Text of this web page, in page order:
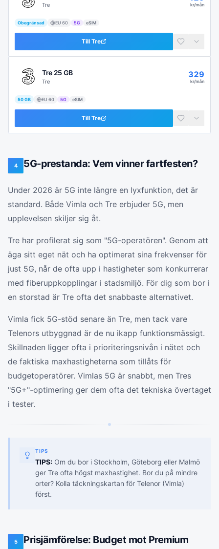
Tre kr/mån
Obegränsad EU 60 5G eSIM
Till Tre
Tre 25 GB
Tre
329
kr/mån
50 GB EU 60 5G eSIM
Till Tre
4 5G-prestanda: Vem vinner fartfesten?
Under 2026 är 5G inte längre en lyxfunktion, det är
standard. Både Vimla och Tre erbjuder 5G, men
upplevelsen skiljer sig åt.
Tre har profilerat sig som "5G-operatören". Genom att
äga sitt eget nät och ha optimerat sina frekvenser för
just 5G, når de ofta upp i hastigheter som konkurrerar
med fiberuppkopplingar i stadsmiljö. För dig som bor i
en storstad är Tre ofta det snabbaste alternativet.
Vimla fick 5G-stöd senare än Tre, men tack vare
Telenors utbyggnad är de nu ikapp funktionsmässigt.
Skillnaden ligger ofta i prioriteringsnivån i nätet och
de faktiska maxhastigheterna som tillåts för
budgetoperatörer. Vimlas 5G är snabbt, men Tres
"5G+"-optimering ger dem ofta det tekniska övertaget
i tester.
TIPS
TIPS: Om du bor i Stockholm, Göteborg eller Malmö
ger Tre ofta högst maxhastighet. Bor du på mindre
orter? Kolla täckningskartan för Telenor (Vimla)
först.
5 Prisjämförelse: Budget mot Premium